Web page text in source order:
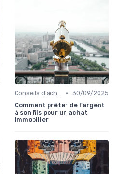
Conseils d'achat immobilier • 30/09/2025
Comment prêter de l'argent
à son fils pour un achat
immobilier